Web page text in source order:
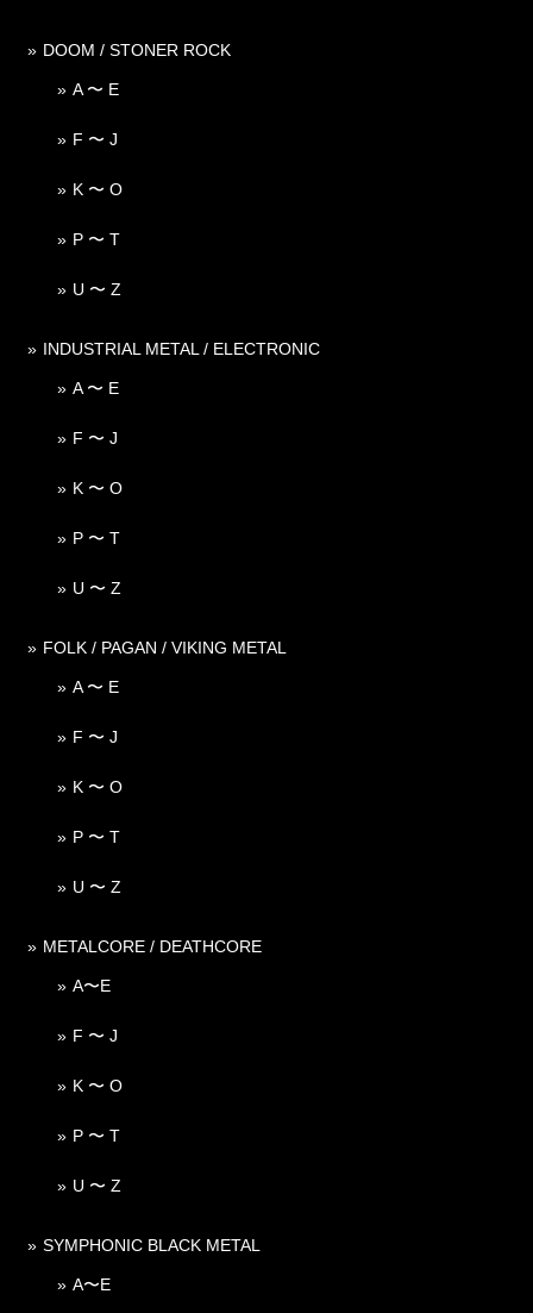
DOOM / STONER ROCK
A 〜 E
F 〜 J
K 〜 O
P 〜 T
U 〜 Z
INDUSTRIAL METAL / ELECTRONIC
A 〜 E
F 〜 J
K 〜 O
P 〜 T
U 〜 Z
FOLK / PAGAN / VIKING METAL
A 〜 E
F 〜 J
K 〜 O
P 〜 T
U 〜 Z
METALCORE / DEATHCORE
A〜E
F 〜 J
K 〜 O
P 〜 T
U 〜 Z
SYMPHONIC BLACK METAL
A〜E